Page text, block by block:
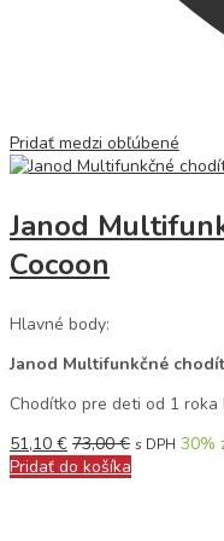
Pridať medzi obľúbené
Janod
Cocoon
Hlavné body:
Janod Multifunkčné
Chodítko pre deti od 1
51,10 € 73,00€ s DPH 30%
Pridať do košíka